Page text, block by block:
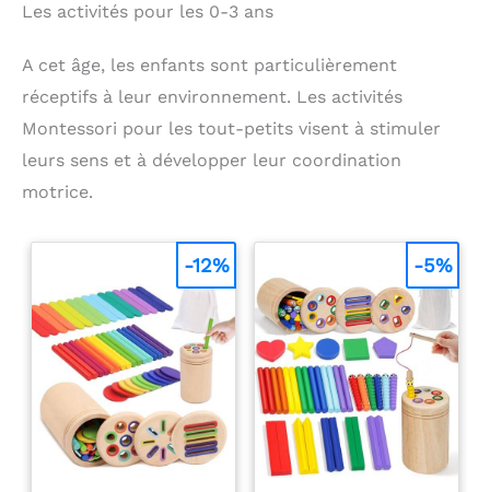
Les activités pour les 0-3 ans
A cet âge, les enfants sont particulièrement
réceptifs à leur environnement. Les activités
Montessori pour les tout-petits visent à stimuler
leurs sens et à développer leur coordination
motrice.
-12% -5%